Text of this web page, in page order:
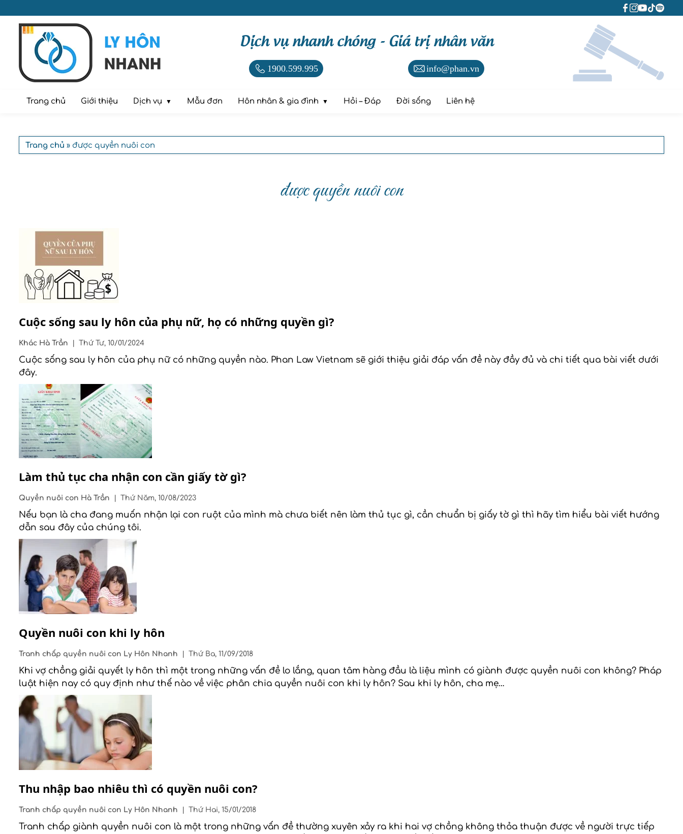
Dịch vụ nhanh chóng - Giá trị nhân văn
1900.599.995 info@phan.vn
Trang chủ Giới thiệu Dịch vụ Mẫu đơn Hôn nhân & gia đình Hỏi – Đáp Đời sống Liên hệ
Trang chủ » được quyền nuôi con
được quyền nuôi con
Cuộc sống sau ly hôn của phụ nữ, họ có những quyền gì?
Khác Hà Trần Thứ Tư, 10/01/2024
Cuộc sống sau ly hôn của phụ nữ có những quyền nào. Phan Law Vietnam sẽ giới thiệu giải đáp vấn đề này đầy đủ và chi tiết qua bài viết dưới
đây.
Làm thủ tục cha nhận con cần giấy tờ gì?
Quyền nuôi con Hà Trần Thứ Năm, 10/08/2023
Nếu bạn là cha đang muốn nhận lại con ruột của mình mà chưa biết nên làm thủ tục gì, cần chuẩn bị giấy tờ gì thì hãy tìm hiểu bài viết hướng
dẫn sau đây của chúng tôi.
Quyền nuôi con khi ly hôn
Tranh chấp quyền nuôi con Ly Hôn Nhanh Thứ Ba, 11/09/2018
Khi vợ chồng giải quyết ly hôn thì một trong những vấn đề lo lắng, quan tâm hàng đầu là liệu mình có giành được quyền nuôi con không? Pháp
luật hiện nay có quy định như thế nào về việc phân chia quyền nuôi con khi ly hôn? Sau khi ly hôn, cha mẹ…
Thu nhập bao nhiêu thì có quyền nuôi con?
Tranh chấp quyền nuôi con Ly Hôn Nhanh Thứ Hai, 15/01/2018
Tranh chấp giành quyền nuôi con là một trong những vấn đề thường xuyên xảy ra khi hai vợ chồng không thỏa thuận được về người trực tiếp